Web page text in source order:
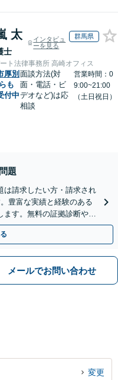
太
士
インタビュ
ーを見る
群馬県
ト法律事務所 高崎オフィス
厚別
も
付中
面談方法(対
面・電話・ビ
デオなど)は応
相談
営業時間：0
9:00~21:00
（土日祝日）
題
は請求したい方・請求され
豊富な実績と経験のある
ます。無料の証拠診断や着
相談ください。
メールでお問い合わせ
変更